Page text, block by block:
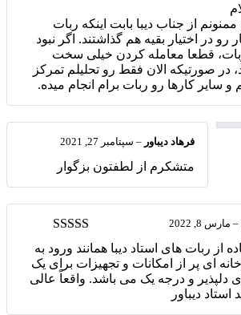
از جناب دیبا بابت اینکه ربات
رو در اختیار بقیه هم گذاشتند. اگر نبود
قطعا معامله کردن خیلی سخت
در صورتیکه الان فقط رو تحلیلم تمرکز
و سایر کارها رو ربات برام انجام میده.
فرهاد دیباور – سپتامبر 27, 2021
متشکرم از لطفتون بزگوار
امتیاز
– مارس 8, 2022
از ربات های استاد دیبا همانند ورود به
ای پر از امکانات و تجهیزات برای یک
دلپذیر و درجه یک می باشد. واقعاً عالی
استاد دیباور